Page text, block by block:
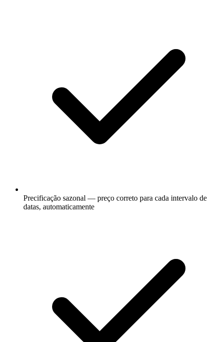
Precificação sazonal — preço correto para cada intervalo de
datas, automaticamente